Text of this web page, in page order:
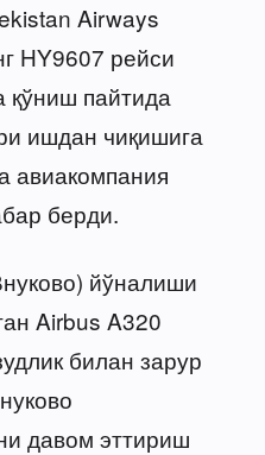
Airways
HY9607 рейси
қўниш пайтида
ишдан чиқишига
авиакомпания
берди.
йўналиши
Airbus A320
билан зарур
давом эттириш